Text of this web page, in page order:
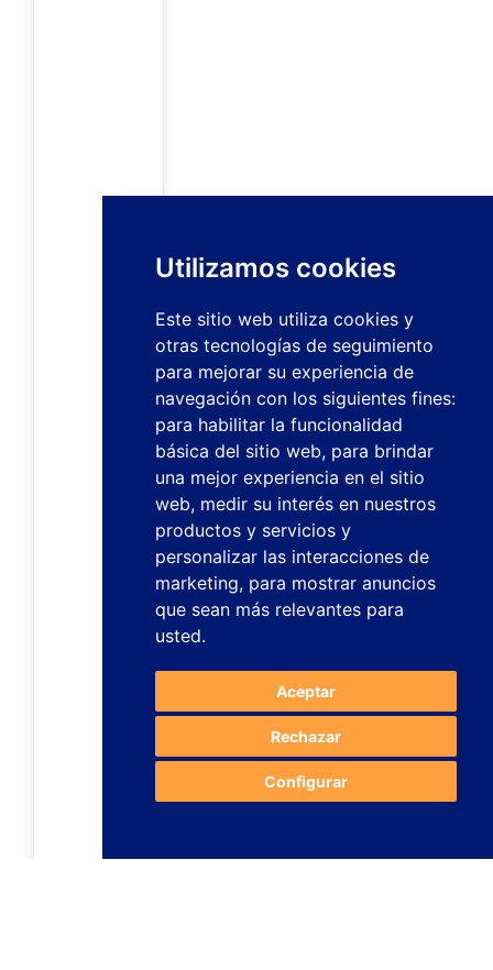
Utilizamos cookies
Este sitio web utiliza cookies y
otras tecnologías de seguimiento
para mejorar su experiencia de
navegación con los siguientes fines:
para habilitar la funcionalidad
básica del sitio web, para brindar
una mejor experiencia en el sitio
web, medir su interés en nuestros
productos y servicios y
personalizar las interacciones de
marketing, para mostrar anuncios
que sean más relevantes para
usted.
Aceptar
Rechazar
Configurar